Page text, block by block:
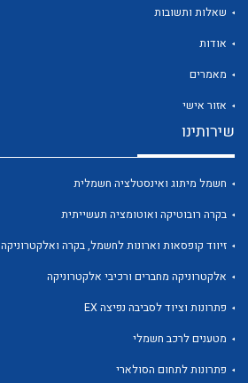
שאלות ותשובות
אודות
מאמרים
אזור אישי
שירותינו
חשמל מיתוג ואינסטלציה חשמלית
בקרה רובוטיקה ואוטומציה תעשייתית
זיווד קופסאות וארונות לחשמל, בקרה ואלקטרוניקה
אלקטרוניקה מחברים ורכיבי אלקטרוניקה
פתרונות וציוד לסביבה נפיצה EX
מטענים לרכב חשמלי
פתרונות לתחום הסולארי